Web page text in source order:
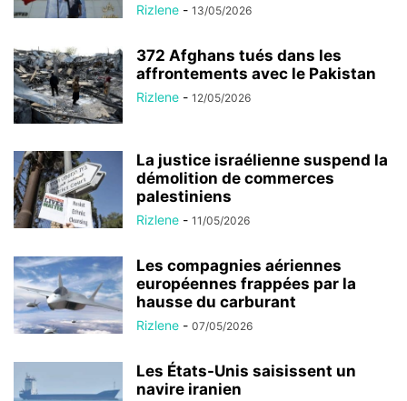
Rizlene - 13/05/2026
372 Afghans tués dans les
affrontements avec le Pakistan
Rizlene - 12/05/2026
La justice israélienne suspend la
démolition de commerces
palestiniens
Rizlene - 11/05/2026
Les compagnies aériennes
européennes frappées par la
hausse du carburant
Rizlene - 07/05/2026
Les États-Unis saisissent un
navire iranien